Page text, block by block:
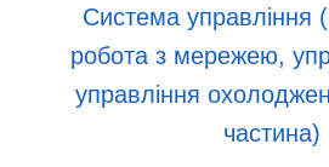
Система управління
робота з мережею,
управління
частина)